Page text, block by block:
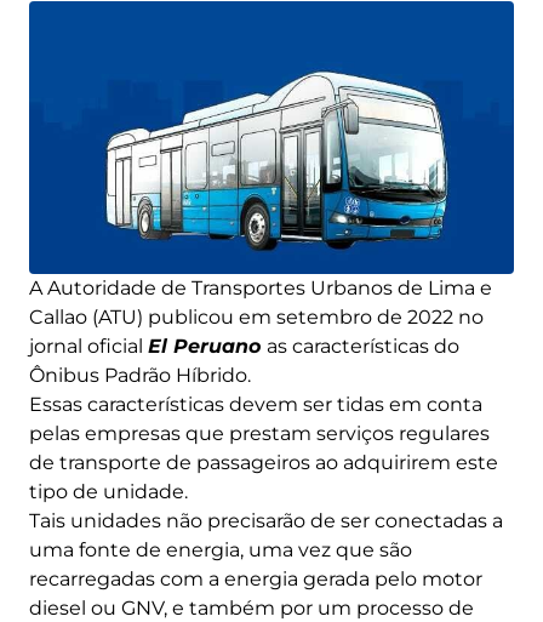
A Autoridade de Transportes Urbanos de Lima e
Callao (ATU) publicou em setembro de 2022 no
jornal oficial El Peruano as características do
Ônibus Padrão Híbrido.
Essas características devem ser tidas em conta
pelas empresas que prestam serviços regulares
de transporte de passageiros ao adquirirem este
tipo de unidade.
Tais unidades não precisarão de ser conectadas a
uma fonte de energia, uma vez que são
recarregadas com a energia gerada pelo motor
diesel ou GNV, e também por um processo de